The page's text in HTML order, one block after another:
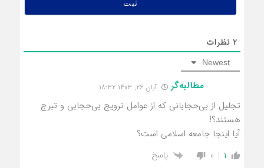
2 نظرات
Newest
مطالبه‌گر آبان ۲۶, ۱۴۰۳ ۱۸:۳۲
تجلیل از بی‌حجابانی که از عوامل ترویج بی‌حجابی و تبرج
هستند؟!
آیا اینجا جامعه اسلامی است؟
1
0 پاسخ